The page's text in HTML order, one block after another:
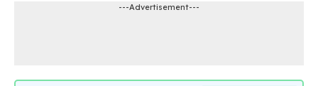
---Advertisement---